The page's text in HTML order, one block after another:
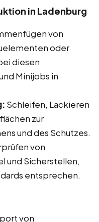
in Ladenburg
von
oder
diesen
Minijobs in
Schleifen, Lackieren
zur
und des Schutzes.
von
und Sicherstellen,
entsprechen.
von